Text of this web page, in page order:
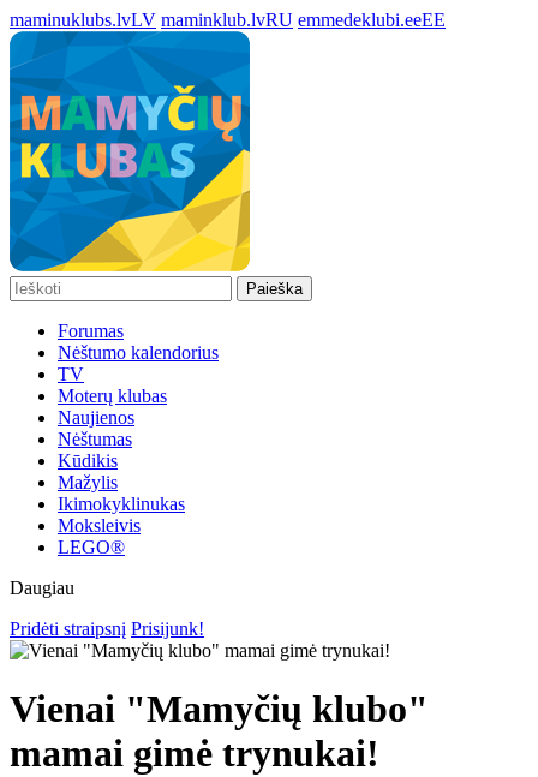
maminuklubs.lvLV maminklub.lvRU emmedeklubi.eeEE
Paieška
Forumas
Nėštumo kalendorius
TV
Moterų klubas
Naujienos
Nėštumas
Kūdikis
Mažylis
Ikimokyklinukas
Moksleivis
LEGO®
Daugiau
Pridėti straipsnį Prisijunk!
Vienai "Mamyčių klubo"
mamai gimė trynukai!